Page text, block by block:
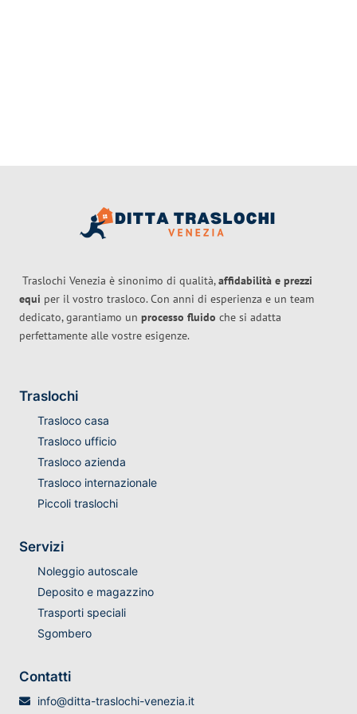
Traslochi Venezia è sinonimo di qualità,affidabilità e prezzi
equi per il vostro trasloco. Con anni di esperienza e un team
dedicato, garantiamo un processo fluido che si adatta
perfettamente alle vostre esigenze.
Traslochi
Trasloco casa
Trasloco ufficio
Trasloco azienda
Trasloco internazionale
Piccoli traslochi
Servizi
Noleggio autoscale
Deposito e magazzino
Trasporti speciali
Sgombero
Contatti
info@ditta-traslochi-venezia.it